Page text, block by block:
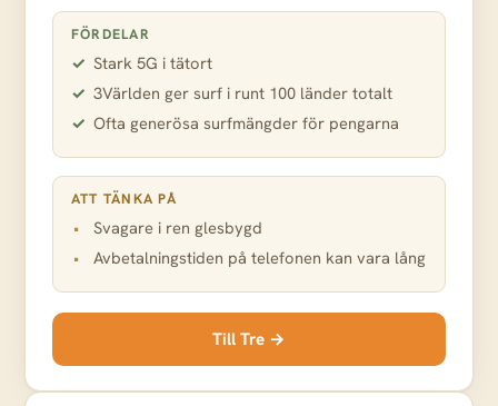
FÖRDELAR
Stark 5G i tätort
3Världen ger surf i runt 100 länder totalt
Ofta generösa surfmängder för pengarna
ATT TÄNKA PÅ
Svagare i ren glesbygd
Avbetalningstiden på telefonen kan vara lång
Till Tre →